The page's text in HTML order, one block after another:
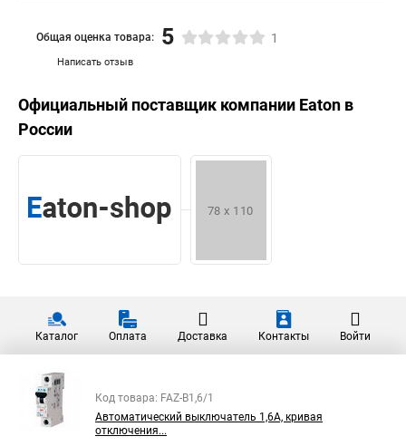
Написать отзыв
Общая оценка товара: 5 1
Официальный поставщик компании Eaton в
России
Каталог Оплата Доставка Контакты Войти
Код товара: FAZ-B1,6/1
Автоматический выключатель 1,6А, кривая
отключения...